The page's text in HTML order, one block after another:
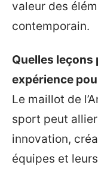
valeur des
contemporain.
Quelles
expérience
Le maillot de
sport peut
innovation,
équipes et